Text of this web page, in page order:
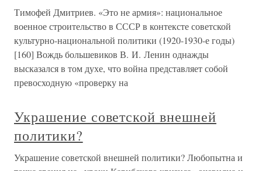
Тимофей Дмитриев. «Это не армия»: национальное
военное строительство в СССР в контексте советской
культурно-национальной политики (1920-1930-е годы)
[160] Вождь большевиков В. И. Ленин однажды
высказался в том духе, что война представляет собой
превосходную «проверку на
Украшение советской внешней
политики?
Украшение советской внешней политики? Любопытна и